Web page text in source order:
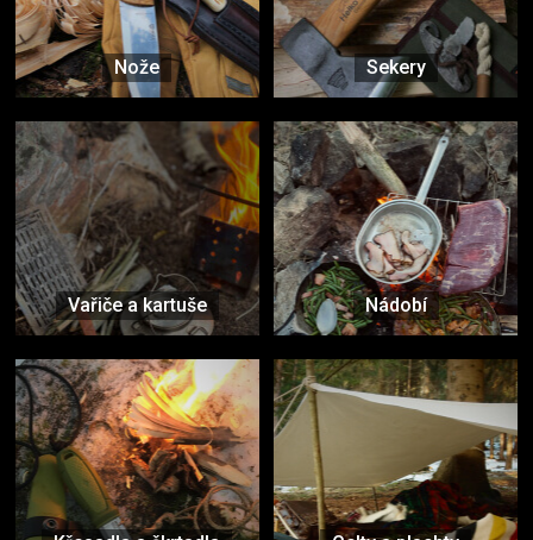
Nože Sekery
Vařiče a kartuše Nádobí